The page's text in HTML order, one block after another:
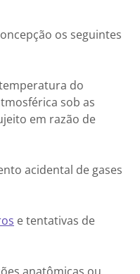
os seguintes
do
sob as
em razão de
acidental de gases
e tentativas de